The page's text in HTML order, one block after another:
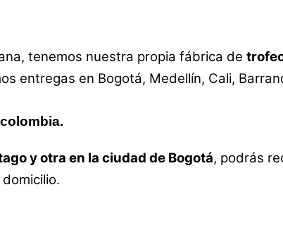
tenemos nuestra propia fábrica de
entregas en Bogotá, Medellín, Cali,
y otra en la ciudad de Bogotá, podrás